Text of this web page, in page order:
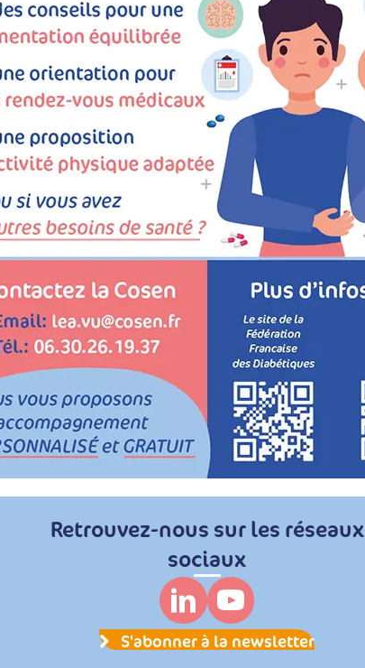
Retrouvez-nous sur les réseaux
sociaux
S'abonner à la newsletter